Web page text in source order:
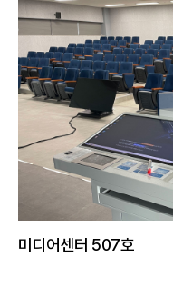
미디어센터 507호